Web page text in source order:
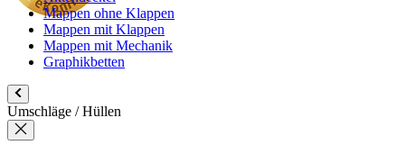
Mappen ohne Klappen
Mappen mit Klappen
Mappen mit Mechanik
Graphikbetten
Umschläge / Hüllen